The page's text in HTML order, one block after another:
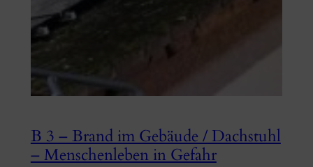
B 3 – Brand im Gebäude / Dachstuhl
– Menschenleben in Gefahr